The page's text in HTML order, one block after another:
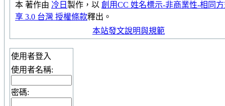
本 著作由 冷日 製作，以 創用CC 姓名標示-非商業性-相同
享 3.0 台灣 授權條款釋出。
本站發文說明與規範
使用者登入
使用者名稱:
密碼: